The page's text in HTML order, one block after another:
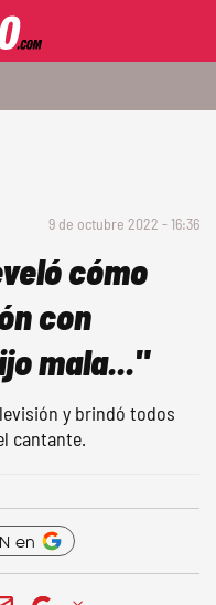
9 de octubre 2022 - 16:36
cómo
con
mala..."
y brindó todos
cantante.
en